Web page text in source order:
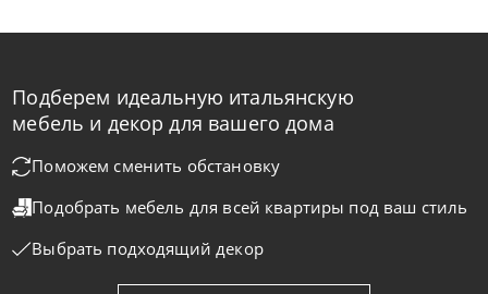
от
Bontempi
На заказ 45-90 дн
на выбор на выбор
Подберем идеальную итальянскую
мебель и декор для вашего дома
Поможем сменить обстановку
Подобрать мебель для всей квартиры под ваш стиль
Выбрать подходящий декор